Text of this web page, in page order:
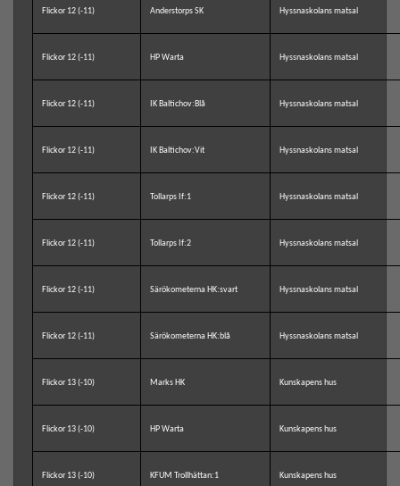
Flickor 12 (-11) Anderstorps SK Hyssnaskolans matsal
Flickor 12 (-11) HP Warta Hyssnaskolans matsal
Flickor 12 (-11) IK Baltichov:Blå Hyssnaskolans matsal
Flickor 12 (-11) IK Baltichov:Vit Hyssnaskolans matsal
Flickor 12 (-11) Tollarps If:1 Hyssnaskolans matsal
Flickor 12 (-11) Tollarps If:2 Hyssnaskolans matsal
Flickor 12 (-11) Särökometerna HK:svart Hyssnaskolans matsal
Flickor 12 (-11) Särökometerna HK:blå Hyssnaskolans matsal
Flickor 13 (-10) Marks HK Kunskapens hus
Flickor 13 (-10) HP Warta Kunskapens hus
Flickor 13 (-10) KFUM Trollhättan:1 Kunskapens hus